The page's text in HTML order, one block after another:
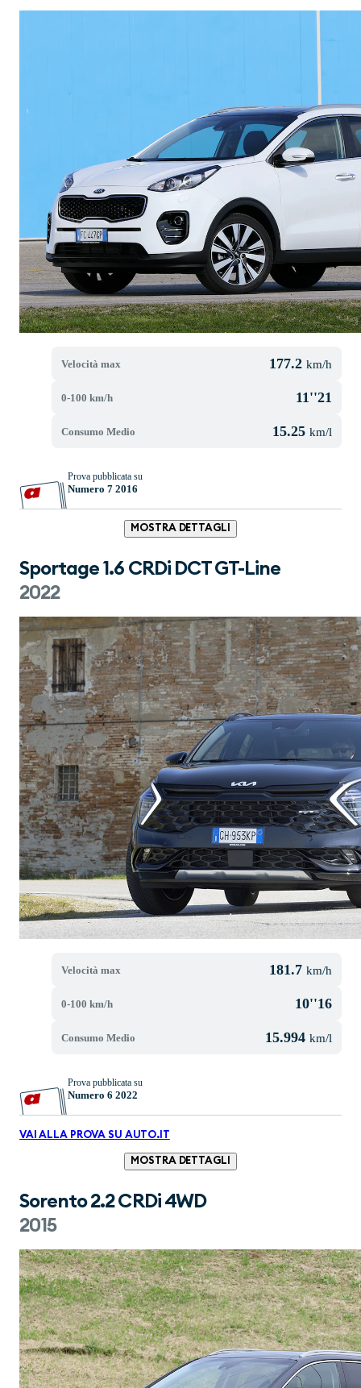
Velocità max 177.2 km/h
0-100 km/h 11''21
Consumo Medio 15.25 km/l
Prova pubblicata su
Numero 7 2016
MOSTRA DETTAGLI
Sportage 1.6 CRDi DCT GT-Line
2022
Velocità max 181.7 km/h
0-100 km/h 10''16
Consumo Medio 15.994 km/l
Prova pubblicata su
Numero 6 2022
VAI ALLA PROVA SU AUTO.IT
MOSTRA DETTAGLI
Sorento 2.2 CRDi 4WD
2015